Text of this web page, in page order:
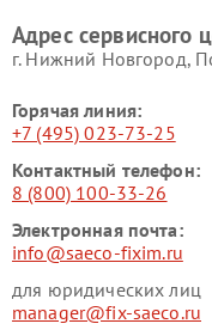
Адрес сервисного
г. Нижний Новгород,
Горячая линия:
+7 (495) 023-73-25
Контактный телефон:
8 (800) 100-33-26
Электронная почта:
info@saeco-fixim.ru
для юридических лиц
manager@fix-saeco.ru